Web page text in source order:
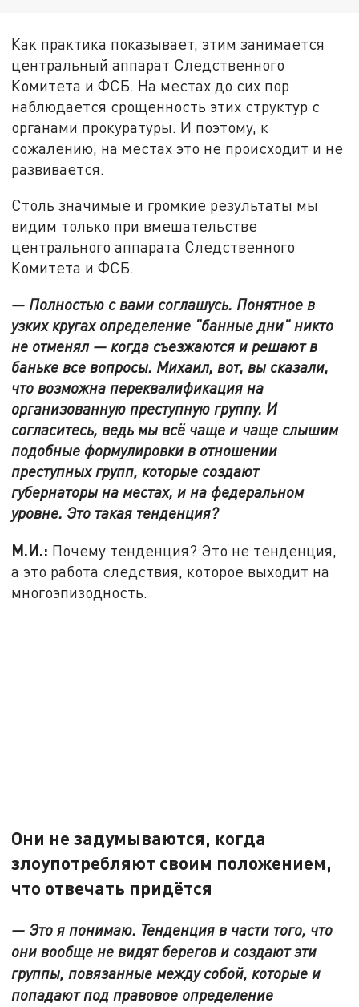
Как практика показывает, этим занимается
центральный аппарат Следственного
Комитета и ФСБ. На местах до сих пор
наблюдается срощенность этих структур с
органами прокуратуры. И поэтому, к
сожалению, на местах это не происходит и не
развивается.
Столь значимые и громкие результаты мы
видим только при вмешательстве
центрального аппарата Следственного
Комитета и ФСБ.
— Полностью с вами соглашусь. Понятное в
узких кругах определение "банные дни" никто
не отменял — когда съезжаются и решают в
баньке все вопросы. Михаил, вот, вы сказали,
что возможна переквалификация на
организованную преступную группу. И
согласитесь, ведь мы всё чаще и чаще слышим
подобные формулировки в отношении
преступных групп, которые создают
губернаторы на местах, и на федеральном
уровне. Это такая тенденция?
М.И.: Почему тенденция? Это не тенденция,
а это работа следствия, которое выходит на
многоэпизодность.
Они не задумываются, когда
злоупотребляют своим положением,
что отвечать придётся
— Это я понимаю. Тенденция в части того, что
они вообще не видят берегов и создают эти
группы, повязанные между собой, которые и
попадают под правовое определение